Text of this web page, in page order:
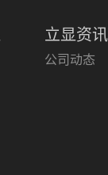
立显资讯
公司动态